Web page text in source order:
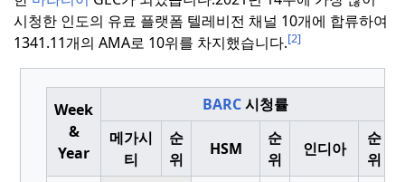
시청한 인도의 유료 플랫폼 텔레비전 채널 10개에 합류하여
1341.11개의 AMA로 10위를 차지했습니다.[2]
Week
&
Year
BARC시청률
메가시
티
순
위
HSM
순
위
인디아
순
위